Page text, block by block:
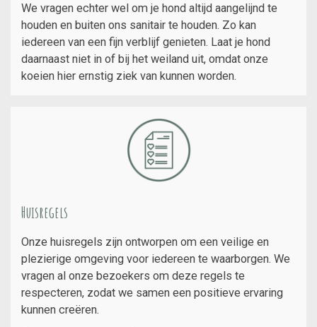
We vragen echter wel om je hond altijd aangelijnd te
houden en buiten ons sanitair te houden. Zo kan
iedereen van een fijn verblijf genieten. Laat je hond
daarnaast niet in of bij het weiland uit, omdat onze
koeien hier ernstig ziek van kunnen worden.
Huisregels
Onze huisregels zijn ontworpen om een veilige en
plezierige omgeving voor iedereen te waarborgen. We
vragen al onze bezoekers om deze regels te
respecteren, zodat we samen een positieve ervaring
kunnen creëren.